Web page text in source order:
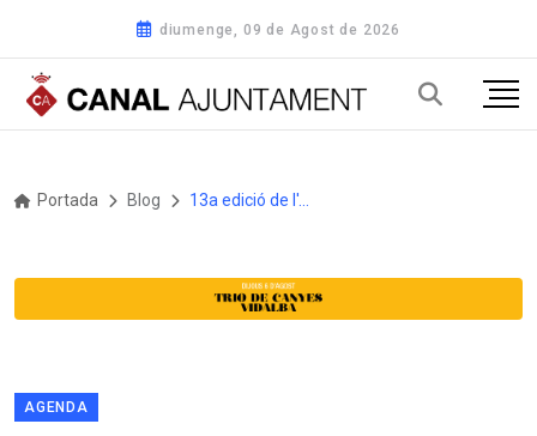
diumenge, 09 de Agost de 2026
Portada Blog
AGENDA